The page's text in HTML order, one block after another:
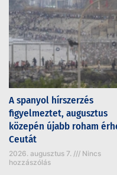
A spanyol hírszerzés
figyelmeztet, augusztus
közepén újabb roham
Ceutát
2026. augusztus 7.
Nincs
hozzászólás